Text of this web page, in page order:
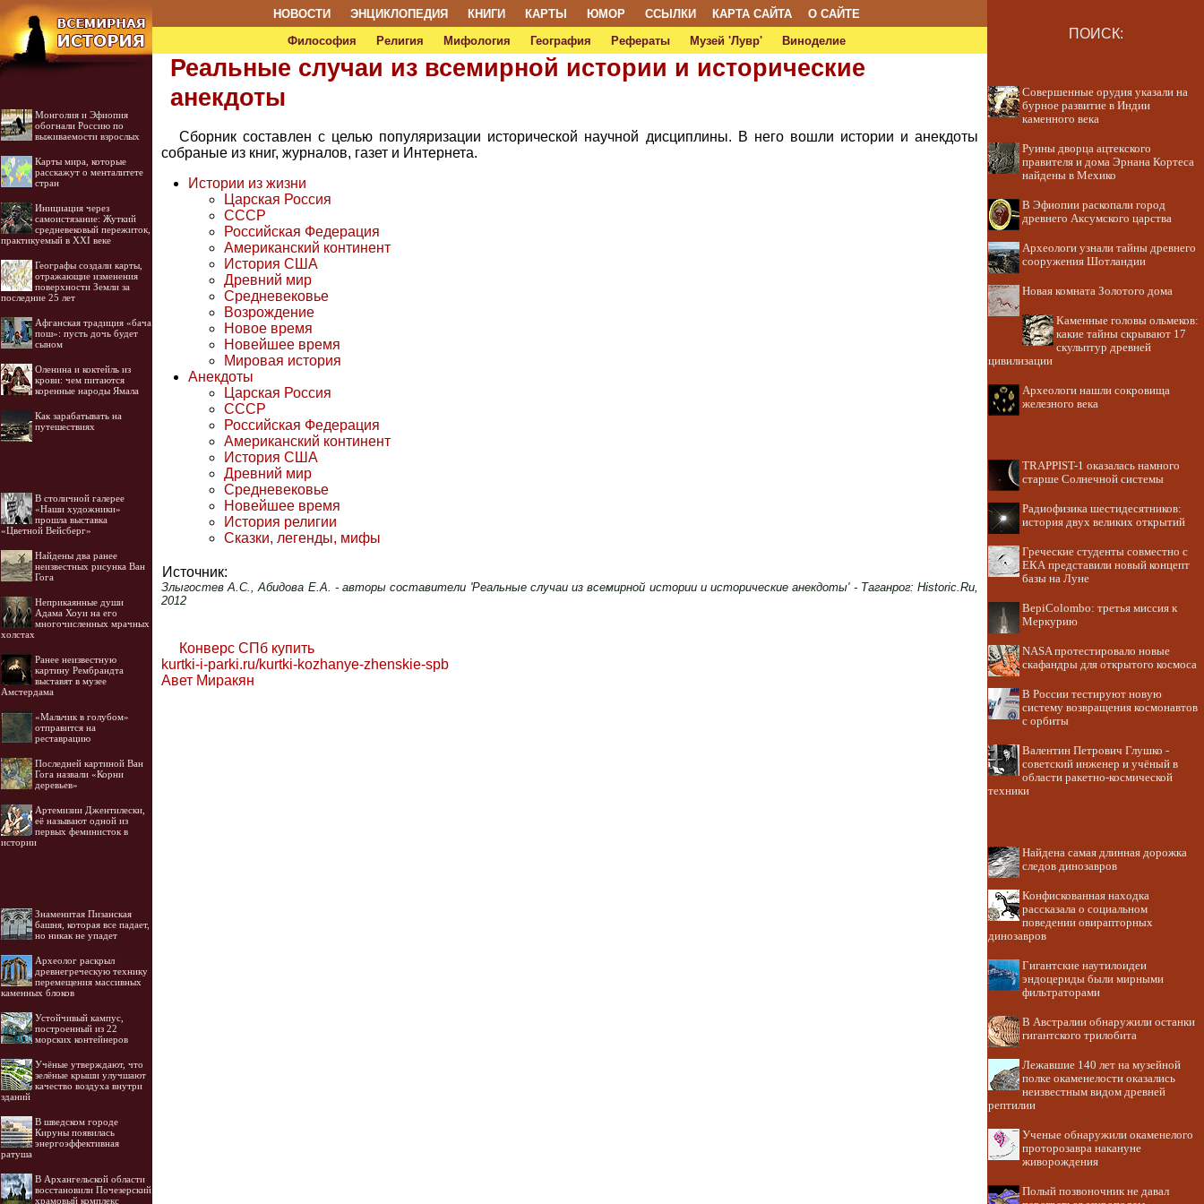
НОВОСТИ ЭНЦИКЛОПЕДИЯ КНИГИ КАРТЫ ЮМОР ССЫЛКИ КАРТА САЙТА
О САЙТЕ
Философия
Религия Мифология География Рефераты Музей 'Лувр' Виноделие ПОИСК:
Монголия и Эфиопия
обогнали Россию по
выживаемости взрослых
Карты мира, которые
расскажут о менталитете
стран
Инициация через
самоистязание: Жуткий
средневековый пережиток,
практикуемый в XXI веке
Географы создали карты,
отражающие изменения
поверхности Земли за
последние 25 лет
Афганская традиция «бача
пош»: пусть дочь будет
сыном
Оленина и коктейль из
крови: чем питаются
коренные народы Ямала
Как зарабатывать на
путешествиях
В столичной галерее
«Наши художники»
прошла выставка
«Цветной Вейсберг»
Найдены два ранее
неизвестных рисунка Ван
Гога
Неприкаянные души
Адама Хоуи на его
многочисленных мрачных
холстах
Ранее неизвестную
картину Рембрандта
выставят в музее
Амстердама
«Мальчик в голубом»
отправится на
реставрацию
Последней картиной Ван
Гога назвали «Корни
деревьев»
Артемизии Джентилески,
её называют одной из
первых феминисток в
истории
Знаменитая Пизанская
башня, которая все падает,
но никак не упадет
Археолог раскрыл
древнегреческую технику
перемещения массивных
каменных блоков
Устойчивый кампус,
построенный из 22
морских контейнеров
Учёные утверждают, что
зелёные крыши улучшают
качество воздуха внутри
зданий
В шведском городе
Кируны появилась
энергоэффективная
ратуша
В Архангельской области
восстановили Почезерский
храмовый комплекс
Реальные случаи из всемирной истории и исторические
анекдоты
Сборник составлен с целью популяризации исторической научной дисциплины. В него вошли истории и анекдоты
собраные из книг, журналов, газет и Интернета.
Истории из жизни
Царская Россия
СССР
Российская Федерация
Американский континент
История США
Древний мир
Средневековье
Возрождение
Новое время
Новейшее время
Мировая история
Анекдоты
Царская Россия
СССР
Российская Федерация
Американский континент
История США
Древний мир
Средневековье
Новейшее время
История религии
Сказки, легенды, мифы
Источник:
Злыгостев А.С., Абидова Е.А. - авторы составители 'Реальные случаи из всемирной истории и исторические анекдоты' - Таганрог: Historic.Ru,
2012
Конверс СПб купить
kurtki-i-parki.ru/kurtki-kozhanye-zhenskie-spb
Авет Миракян
Совершенные орудия указали на
бурное развитие в Индии
каменного века
Руины дворца ацтекского
правителя и дома Эрнана Кортеса
найдены в Мехико
В Эфиопии раскопали город
древнего Аксумского царства
Археологи узнали тайны древнего
сооружения Шотландии
Новая комната Золотого дома
Каменные головы ольмеков:
какие тайны скрывают 17
скульптур древней
цивилизации
Археологи нашли сокровища
железного века
TRAPPIST-1 оказалась намного
старше Солнечной системы
Радиофизика шестидесятников:
история двух великих открытий
Греческие студенты совместно с
ЕКА представили новый концепт
базы на Луне
BepiColombo: третья миссия к
Меркурию
NASA протестировало новые
скафандры для открытого космоса
В России тестируют новую
систему возвращения космонавтов
с орбиты
Валентин Петрович Глушко -
советский инженер и учёный в
области ракетно-космической
техники
Найдена самая длинная дорожка
следов динозавров
Конфискованная находка
рассказала о социальном
поведении овирапторных
динозавров
Гигантские наутилоидеи
эндоцериды были мирными
фильтраторами
В Австралии обнаружили останки
гигантского трилобита
Лежавшие 140 лет на музейной
полке окаменелости оказались
неизвестным видом древней
рептилии
Ученые обнаружили окаменелого
проторозавра накануне
живорождения
Полый позвоночник не давал